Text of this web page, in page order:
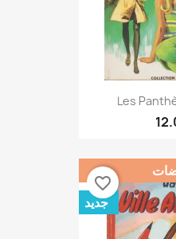
Les
جديد
favorite_border